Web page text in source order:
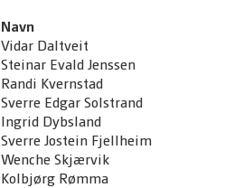
Navn
Vidar Daltveit
Steinar Evald Jenssen
Randi Kvernstad
Sverre Edgar Solstrand
Ingrid Dybsland
Sverre Jostein Fjellheim
Wenche Skjærvik
Kolbjørg Rømma